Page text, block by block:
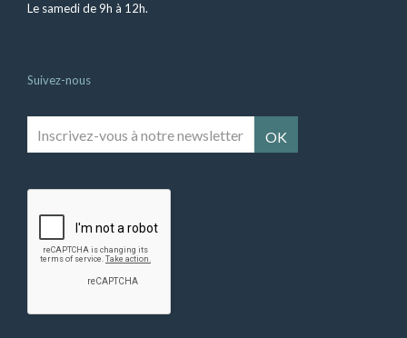
Le samedi de 9h à 12h.
Suivez-nous
vous
notre